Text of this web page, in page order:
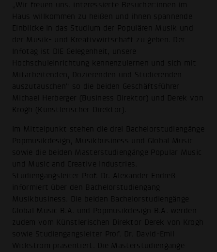
„Wir freuen uns, interessierte Besucher:innen im
Haus willkommen zu heißen und ihnen spannende
Einblicke in das Studium der Populären Musik und
der Musik- und Kreativwirtschaft zu geben. Der
Infotag ist DIE Gelegenheit, unsere
Hochschuleinrichtung kennenzulernen und sich mit
Mitarbeitenden, Dozierenden und Studierenden
auszutauschen“ so die beiden Geschäftsführer
Michael Herberger (Business Direktor) und Derek von
Krogh (Künstlerischer Direktor).
Im Mittelpunkt stehen die drei Bachelorstudiengänge
Popmusikdesign, Musikbusiness und Global Music
sowie die beiden Masterstudiengänge Popular Music
und Music and Creative Industries.
Studiengangsleiter Prof. Dr. Alexander Endreß
informiert über den Bachelorstudiengang
Musikbusiness. Die beiden Bachelorstudiengänge
Global Music B.A. und Popmusikdesign B.A. werden
zudem vom Künstlerischen Direktor Derek von Krogh
sowie Studiengangsleiter Prof. Dr. David-Emil
Wickström präsentiert. Die Masterstudiengänge